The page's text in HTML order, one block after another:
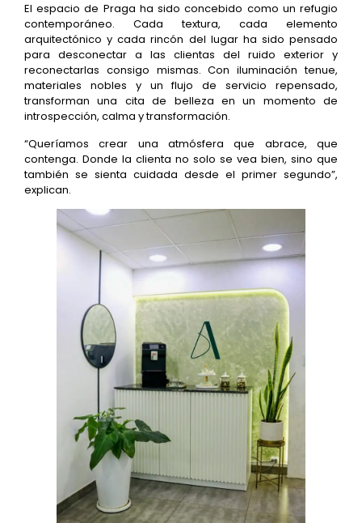
El espacio de Praga ha sido concebido como un refugio
contemporáneo. Cada textura, cada elemento
arquitectónico y cada rincón del lugar ha sido pensado
para desconectar a las clientas del ruido exterior y
reconectarlas consigo mismas. Con iluminación tenue,
materiales nobles y un flujo de servicio repensado,
transforman una cita de belleza en un momento de
introspección, calma y transformación.
“Queríamos crear una atmósfera que abrace, que
contenga. Donde la clienta no solo se vea bien, sino que
también se sienta cuidada desde el primer segundo”,
explican.